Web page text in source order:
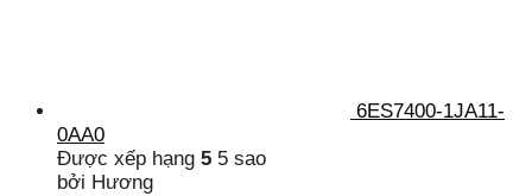
6ES7400-1JA11-
0AA0
Được xếp hạng 5 5 sao
bởi Hương